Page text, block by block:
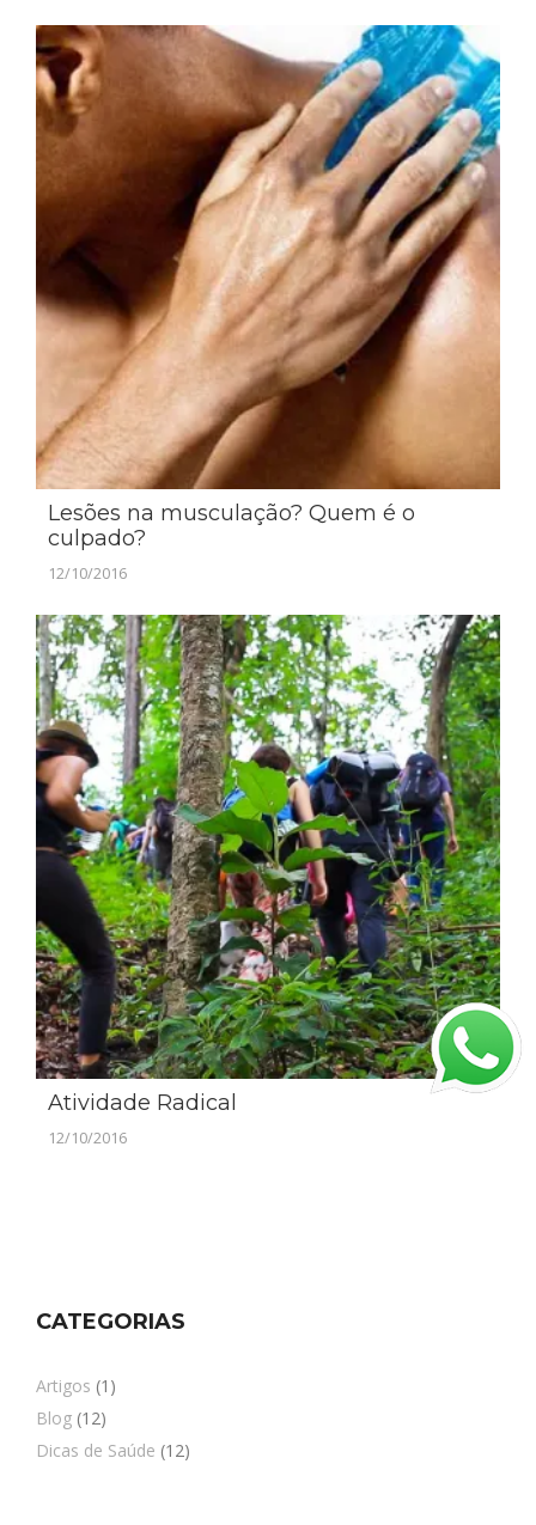
Lesões na musculação? Quem é o
culpado?
12/10/2016
Atividade Radical
12/10/2016
CATEGORIAS
Artigos (1)
Blog (12)
Dicas de Saúde (12)